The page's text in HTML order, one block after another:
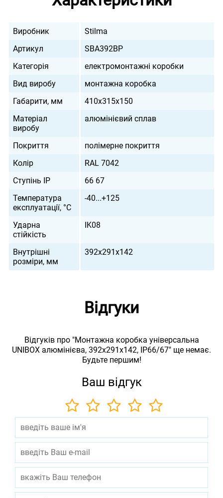
Виробник
Stilma
Артикул
SBA392BP
Категорія
електромонтажні коробки
Вид виробу
монтажна коробка
Габарити, мм
410x315x150
Матеріал
виробу
алюмінієвий сплав
Покриття
полімерне покриття
Колір
RAL 7042
Ступінь IP
66 67
Температура
експлуатації, °С
-40...+125
Ударна
стійкість
IK08
Внутрішні
розміри, мм
392х291х142
Відгуки
Відгуків про "Монтажна коробка універсальна
UNIBOX алюмінієва, 392х291х142, IP66/67" ще немає.
Будьте першим!
Ваш відгук